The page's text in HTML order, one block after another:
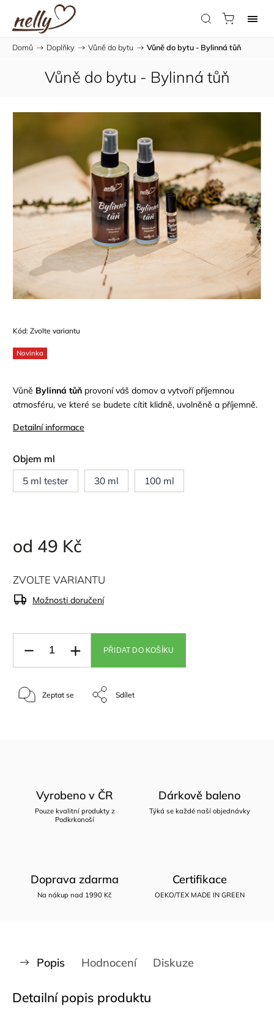
Domů / Doplňky / Vůně do bytu / Vůně do bytu - Bylinná tůň
Vůně do bytu - Bylinná tůň
Kód: Zvolte variantu
Novinka
Vůně Bylinná tůň provoní váš domov a vytvoří příjemnou
atmosféru, ve které se budete cítit klidně, uvolněně a příjemně.
Detailní informace
Objem ml
5 ml tester
30 ml 100 ml
od 49 Kč
ZVOLTE VARIANTU
Možnosti doručení
PŘIDAT DO KOŠÍKU
Zeptat se Sdílet
Vyrobeno v ČR
Pouze kvalitní produkty z
Podkrkonoší
Dárkově baleno
Týká se každé naší objednávky
Doprava zdarma
Na nákup nad 1990 Kč
Certifikace
OEKO/TEX MADE IN GREEN
Popis Hodnocení Diskuze
Detailní popis produktu